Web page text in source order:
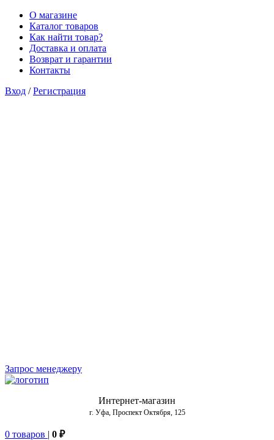
О магазине
Каталог товаров
Как найти товар?
Доставка и оплата
Возврат и гарантии
Контакты
Вход / Регистрация
Запрос менеджеру
Интернет-магазин
г. Уфа, Проспект Октября, 125
0 товаров | 0 ₽